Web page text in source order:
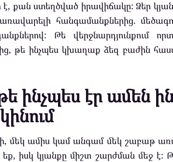
քան ստեղծված իրավիճակը: Ձեր
հանգամանքներից.
Թե վերջնարդյունքում
թե ինչպես կխաղաք ձեզ բաժին
ինչպես էր ամեն
մեկ ամիս կամ անգամ մեկ շաբաթ
իսկ կյանքը միշտ շարժման մեջ է: